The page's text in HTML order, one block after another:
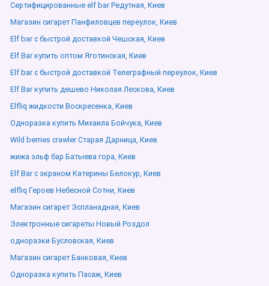
Сертифицированные elf bar Редутная, Киев
Магазин сигарет Панфиловцев переулок, Киев
Elf bar с быстрой доставкой Чешская, Киев
Elf Bar купить оптом Яготинская, Киев
Elf bar с быстрой доставкой Телеграфный переулок, Киев
Elf Bar купить дешево Николая Лескова, Киев
Elfliq жидкости Воскресенка, Киев
Одноразка купить Михаила Бойчука, Киев
Wild berries crawler Старая Дарница, Киев
жижа эльф бар Батыева гора, Киев
Elf Bar с экраном Катерины Белокур, Киев
elfliq Героев Небесной Сотни, Киев
Магазин сигарет Эспланадная, Киев
Электронные сигареты Новый Роздол
одноразки Бусловская, Киев
Магазин сигарет Банковая, Киев
Одноразка купить Пасаж, Киев